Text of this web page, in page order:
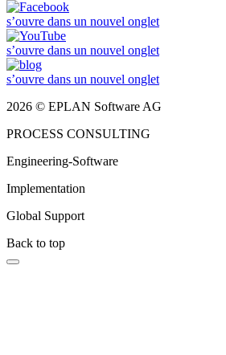
s’ouvre dans un nouvel onglet
s’ouvre dans un nouvel onglet
s’ouvre dans un nouvel onglet
2026 © EPLAN Software AG
PROCESS CONSULTING
Engineering-Software
Implementation
Global Support
Back to top